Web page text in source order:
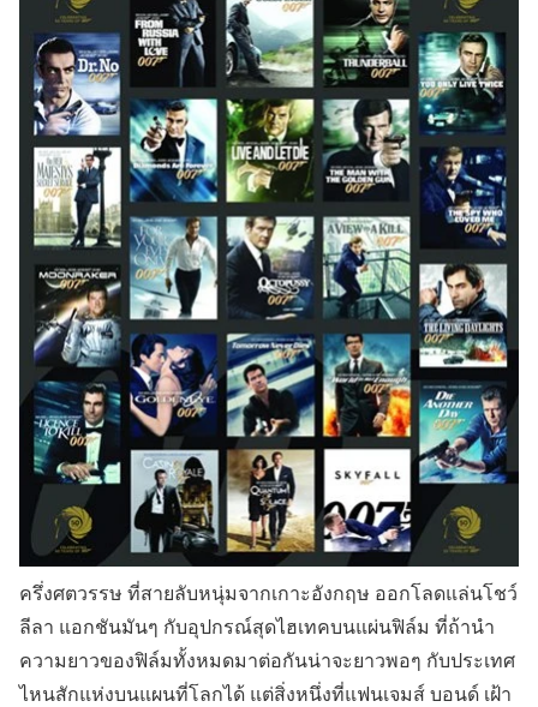
ครึ่งศตวรรษ ที่สายลับหนุ่มจากเกาะอังกฤษ ออกโลดแล่นโชว์
ลีลา แอกชันมันๆ กับอุปกรณ์สุดไฮเทคบนแผ่นฟิล์ม ที่ถ้านำ
ความยาวของฟิล์มทั้งหมดมาต่อกันน่าจะยาวพอๆ กับประเทศ
ไหนสักแห่งบนแผนที่โลกได้ แต่สิ่งหนึ่งที่แฟนเจมส์ บอนด์ เฝ้า